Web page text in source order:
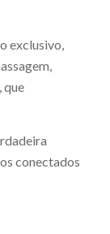
exclusivo,
, que
conectados